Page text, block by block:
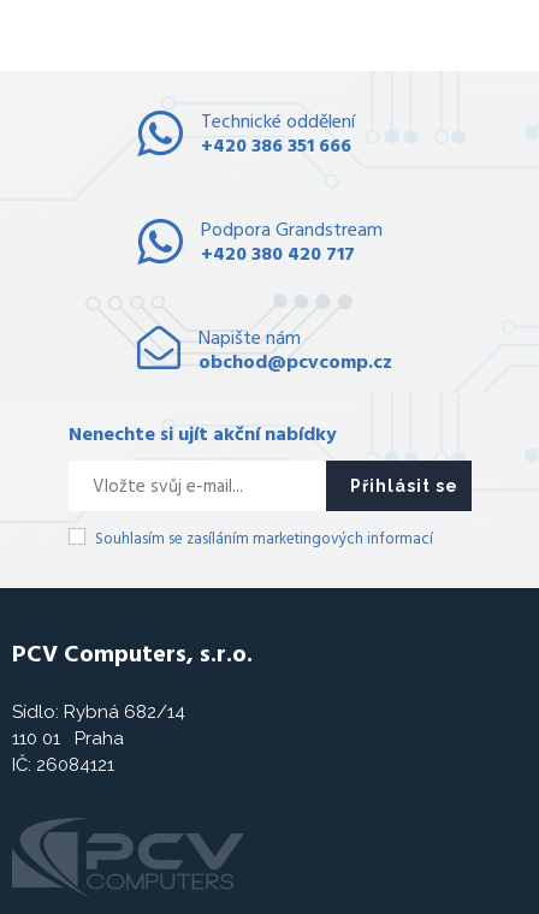
Technické oddělení
+420 386 351 666
Podpora Grandstream
+420 380 420 717
Napište nám
obchod@pcvcomp.cz
Nenechte si ujít akční nabídky
Přihlásit se
Souhlasím se zasíláním marketingových informací
PCV Computers, s.r.o.
Sídlo: Rybná 682/14
110 01 Praha
IČ: 26084121